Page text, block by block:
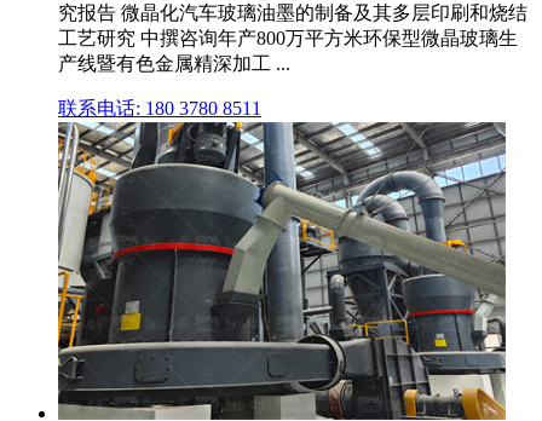
究报告 微晶化汽车玻璃油墨的制备及其多层印刷和烧结
工艺研究 中撰咨询年产800万平方米环保型微晶玻璃生
产线暨有色金属精深加工 ...
联系电话: 180 3780 8511